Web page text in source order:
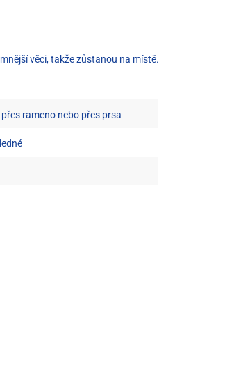
věci, takže zůstanou na místě.
rameno nebo přes prsa